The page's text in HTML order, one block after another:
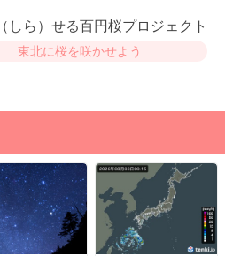
しら）せる百円桜プロジェクト
東北に桜を咲かせよう